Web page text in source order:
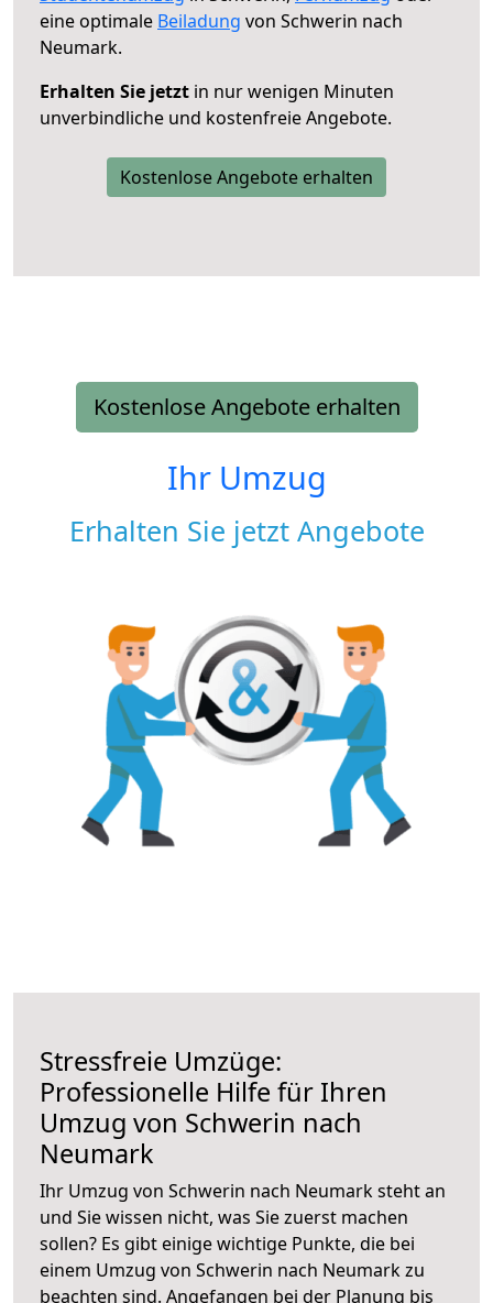
eine optimale Beiladung von Schwerin nach
Neumark.
Erhalten Sie jetzt in nur wenigen Minuten
unverbindliche und kostenfreie Angebote.
Kostenlose Angebote erhalten
Kostenlose Angebote erhalten
Ihr Umzug
Erhalten Sie jetzt Angebote
Stressfreie Umzüge:
Professionelle Hilfe für Ihren
Umzug von Schwerin nach
Neumark
Ihr Umzug von Schwerin nach Neumark steht an
und Sie wissen nicht, was Sie zuerst machen
sollen? Es gibt einige wichtige Punkte, die bei
einem Umzug von Schwerin nach Neumark zu
beachten sind. Angefangen bei der Planung bis